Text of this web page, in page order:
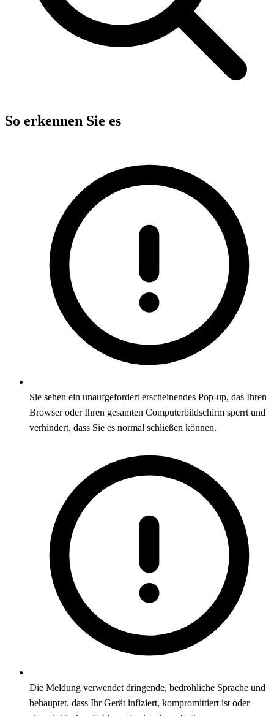
So erkennen Sie es
Sie sehen ein unaufgefordert erscheinendes Pop-up, das Ihren
Browser oder Ihren gesamten Computerbildschirm sperrt und
verhindert, dass Sie es normal schließen können.
Die Meldung verwendet dringende, bedrohliche Sprache und
behauptet, dass Ihr Gerät infiziert, kompromittiert ist oder